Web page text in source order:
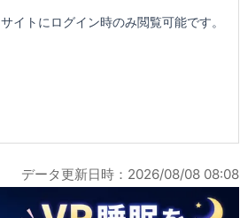
サイトにログイン時のみ閲覧可能です。
データ更新日時：2026/08/08 08:08